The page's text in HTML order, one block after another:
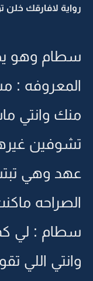
رواية لافارقك خلن
سطام وهو
المعروفه :
منك وانتي
تشوفين
عهد وهي
الصراحه
سطام : لي
وانتي اللي